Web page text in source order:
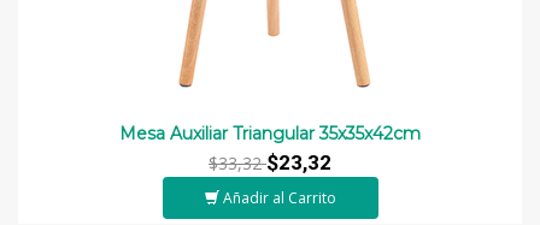
Mesa Auxiliar Triangular 35x35x42cm
$33,32$23,32
Añadir al Carrito